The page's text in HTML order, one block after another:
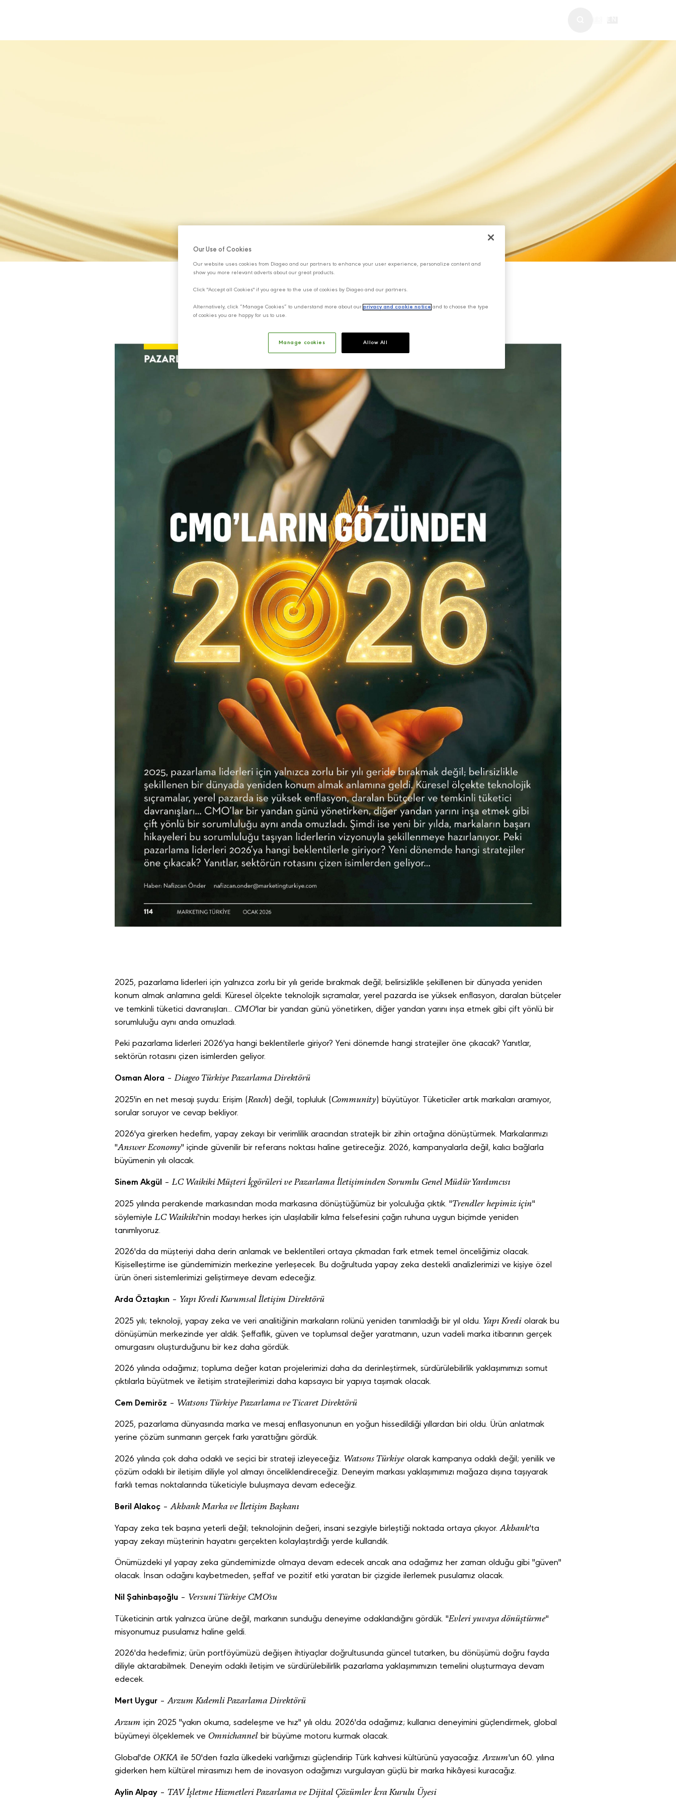
2025, pazarlama liderleri için yalnızca zorlu bir yılı geride bırakmak değil; belirsizlikle şekillenen bir dünyada yeniden
konum almak anlamına geldi. Küresel ölçekte teknolojik sıçramalar, yerel pazarda ise yüksek enflasyon, daralan bütçeler
ve temkinli tüketici davranışları... CMO'lar bir yandan günü yönetirken, diğer yandan yarını inşa etmek gibi çift yönlü bir
sorumluluğu aynı anda omuzladı.
Peki pazarlama liderleri 2026'ya hangi beklentilerle giriyor? Yeni dönemde hangi stratejiler öne çıkacak? Yanıtlar,
sektörün rotasını çizen isimlerden geliyor.
Osman Alora –Diageo Türkiye Pazarlama Direktörü
2025'in en net mesajı şuydu: Erişim (Reach) değil, topluluk (Community) büyütüyor. Tüketiciler artık markaları aramıyor,
sorular soruyor ve cevap bekliyor.
2026'ya girerken hedefim, yapay zekayı bir verimlilik aracından stratejik bir zihin ortağına dönüştürmek. Markalarımızı
"Answer Economy" içinde güvenilir bir referans noktası haline getireceğiz. 2026, kampanyalarla değil, kalıcı bağlarla
büyümenin yılı olacak.
Sinem Akgül –LC Waikiki Müşteri İçgörüleri ve Pazarlama İletişiminden Sorumlu Genel Müdür Yardımcısı
2025 yılında perakende markasından moda markasına dönüştüğümüz bir yolculuğa çıktık. "Trendler hepimiz için"
söylemiyleLC Waikiki'nin modayı herkes için ulaşılabilir kılma felsefesini çağın ruhuna uygun biçimde yeniden
tanımlıyoruz.
2026'da da müşteriyi daha derin anlamak ve beklentileri ortaya çıkmadan fark etmek temel önceliğimiz olacak.
Kişiselleştirme ise gündemimizin merkezine yerleşecek. Bu doğrultuda yapay zeka destekli analizlerimizi ve kişiye özel
ürün öneri sistemlerimizi geliştirmeye devam edeceğiz.
Arda Öztaşkın – Yapı Kredi Kurumsal İletişim Direktörü
2025 yılı; teknoloji, yapay zeka ve veri analitiğinin markaların rolünü yeniden tanımladığı bir yıl oldu. Yapı Kredi olarak bu
dönüşümün merkezinde yer aldık. Şeffaflık, güven ve toplumsal değer yaratmanın, uzun vadeli marka itibarının gerçek
omurgasını oluşturduğunu bir kez daha gördük.
2026 yılında odağımız; topluma değer katan projelerimizi daha da derinleştirmek, sürdürülebilirlik yaklaşımımızı somut
çıktılarla büyütmek ve iletişim stratejilerimizi daha kapsayıcı bir yapıya taşımak olacak.
Cem Demiröz – Watsons Türkiye Pazarlama ve Ticaret Direktörü
2025, pazarlama dünyasında marka ve mesaj enflasyonunun en yoğun hissedildiği yıllardan biri oldu. Ürün anlatmak
yerine çözüm sunmanın gerçek farkı yarattığını gördük.
2026 yılında çok daha odaklı ve seçici bir strateji izleyeceğiz. Watsons Türkiye olarak kampanya odaklı değil; yenilik ve
çözüm odaklı bir iletişim diliyle yol almayı önceliklendireceğiz. Deneyim markası yaklaşımımızı mağaza dışına taşıyarak
farklı temas noktalarında tüketiciyle buluşmaya devam edeceğiz.
Beril Alakoç –Akbank Marka ve İletişim Başkanı
Yapay zeka tek başına yeterli değil; teknolojinin değeri, insani sezgiyle birleştiği noktada ortaya çıkıyor.Akbank'ta
yapay zekayı müşterinin hayatını gerçekten kolaylaştırdığı yerde kullandık.
Önümüzdeki yıl yapay zeka gündemimizde olmaya devam edecek ancak ana odağımız her zaman olduğu gibi "güven"
olacak. İnsan odağını kaybetmeden, şeffaf ve pozitif etki yaratan bir çizgide ilerlemek pusulamız olacak.
Nil Şahinbaşoğlu – Versuni Türkiye CMO'su
Tüketicinin artık yalnızca ürüne değil, markanın sunduğu deneyime odaklandığını gördük. "Evleri yuvaya dönüştürme"
misyonumuz pusulamız haline geldi.
2026'da hedefimiz; ürün portföyümüzü değişen ihtiyaçlar doğrultusunda güncel tutarken, bu dönüşümü doğru fayda
diliyle aktarabilmek. Deneyim odaklı iletişim ve sürdürülebilirlik pazarlama yaklaşımımızın temelini oluşturmaya devam
edecek.
Mert Uygur –Arzum Kıdemli Pazarlama Direktörü
Arzum için 2025 "yakın okuma, sadeleşme ve hız" yılı oldu. 2026'da odağımız; kullanıcı deneyimini güçlendirmek, global
büyümeyi ölçeklemek ve Omnichannel bir büyüme motoru kurmak olacak.
Global'de OKKA ile 50'den fazla ülkedeki varlığımızı güçlendirip Türk kahvesi kültürünü yayacağız.Arzum'un 60. yılına
giderken hem kültürel mirasımızı hem de inovasyon odağımızı vurgulayan güçlü bir marka hikâyesi kuracağız.
Aylin Alpay – TAV İşletme Hizmetleri Pazarlama ve Dijital Çözümler İcra Kurulu Üyesi
Our Use of Cookies
Our website uses cookies from Diageo and our partners to enhance your user experience, personalize content and
show you more relevant adverts about our great products.
Click "Accept all Cookies" if you agree to the use of cookies by Diageo and our partners.
Alternatively, click “Manage Cookies” to understand more about our privacy and cookie notice and to choose the type
of cookies you are happy for us to use.
Manage cookies Allow All